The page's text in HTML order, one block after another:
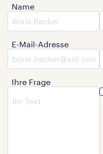
Name
E-Mail-Adresse
Ihre Frage